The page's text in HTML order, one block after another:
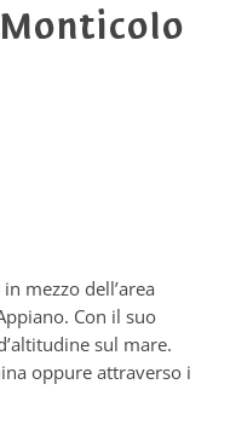
mezzo dell’area
Con il suo
sul mare.
oppure attraverso i